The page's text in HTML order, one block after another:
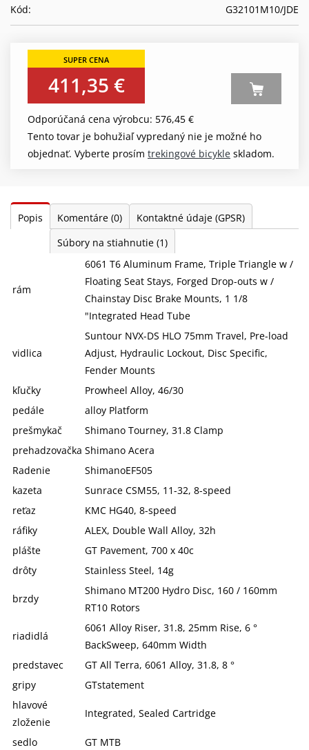
G32101M10/JDE
Kód:
411,35 €
Odporúčaná cena výrobcu: 576,45 €
Tento tovar je bohužiaľ vypredaný nie je možné ho
objednať. Vyberte prosím trekingové bicykle skladom.
Popis Komentáre (0)
Kontaktné údaje (GPSR)
Súbory na stiahnutie (1)
rám
6061 T6 Aluminum Frame, Triple Triangle w /
Floating Seat Stays, Forged Drop-outs w /
Chainstay Disc Brake Mounts, 1 1/8
"Integrated Head Tube
vidlica
Suntour NVX-DS HLO 75mm Travel, Pre-load
Adjust, Hydraulic Lockout, Disc Specific,
Fender Mounts
kľučky
Prowheel Alloy, 46/30
pedále
alloy Platform
prešmykač
Shimano Tourney, 31.8 Clamp
prehadzovačka Shimano Acera
Radenie
ShimanoEF505
kazeta
Sunrace CSM55, 11-32, 8-speed
reťaz
KMC HG40, 8-speed
ráfiky
ALEX, Double Wall Alloy, 32h
plášte
GT Pavement, 700 x 40c
drôty
Stainless Steel, 14g
brzdy
Shimano MT200 Hydro Disc, 160 / 160mm
RT10 Rotors
riadidlá
6061 Alloy Riser, 31.8, 25mm Rise, 6 °
BackSweep, 640mm Width
predstavec
GT All Terra, 6061 Alloy, 31.8, 8 °
gripy
GTstatement
hlavové
zloženie
Integrated, Sealed Cartridge
sedlo GT MTB